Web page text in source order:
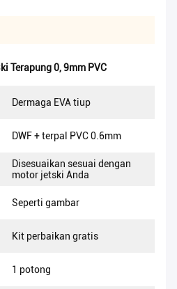
Terapung 0,9mm PVC
Dermaga EVA tiup
DWF + terpal PVC 0.6mm
Disesuaikan sesuai dengan
motor jetski Anda
Seperti gambar
Kit perbaikan gratis
1 potong